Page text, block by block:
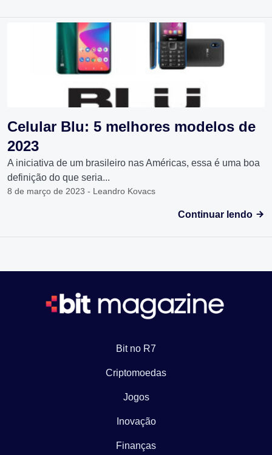
Celular Blu: 5 melhores modelos de
2023
A iniciativa de um brasileiro nas Américas, essa é uma boa
definição do que seria...
8 de março de 2023 - Leandro Kovacs
Continuar lendo
Bit no R7
Criptomoedas
Jogos
Inovação
Finanças